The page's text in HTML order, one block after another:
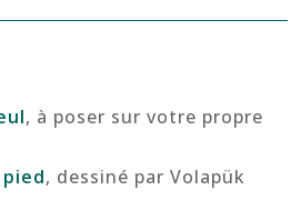
de
, à poser sur votre propre
, dessiné par Volapük